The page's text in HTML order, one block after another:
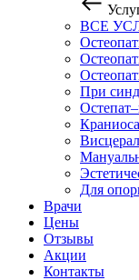
ВСЕ
При
Для
Врачи
Цены
Отзывы
Акции
Контакты